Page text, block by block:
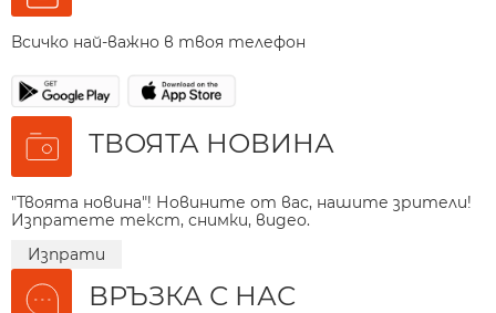
Всичко най-важно в твоя телефон
ТВОЯТА НОВИНА
"Твоята новина"! Новините от вас, нашите зрители!
Изпратете текст, снимки, видео.
Изпрати
ВРЪЗКА С НАС